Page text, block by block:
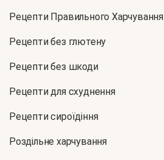
Рецепти Правильного Харчування
Рецепти без глютену
Рецепти без шкоди
Рецепти для схуднення
Рецепти сироїдіння
Роздільне харчування